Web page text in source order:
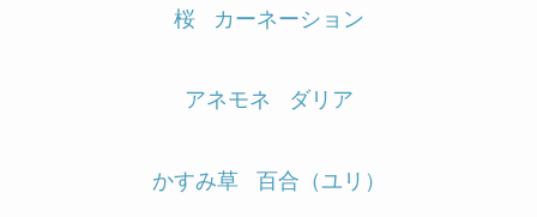
桜 カーネーション
アネモネ ダリア
かすみ草 百合（ユリ）